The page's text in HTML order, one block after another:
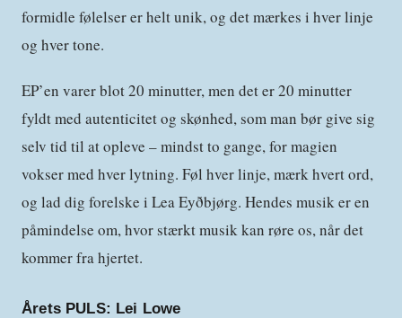
formidle følelser er helt unik, og det mærkes i hver linje
og hver tone.
EP’en varer blot 20 minutter, men det er 20 minutter
fyldt med autenticitet og skønhed, som man bør give sig
selv tid til at opleve – mindst to gange, for magien
vokser med hver lytning. Føl hver linje, mærk hvert ord,
og lad dig forelske i Lea Eyðbjørg. Hendes musik er en
påmindelse om, hvor stærkt musik kan røre os, når det
kommer fra hjertet.
Årets PULS: Lei Lowe